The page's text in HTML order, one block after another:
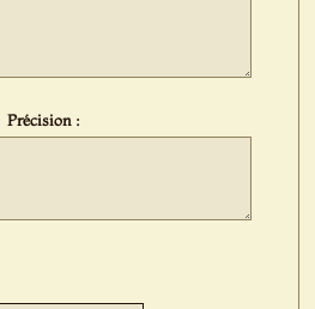
Précision :